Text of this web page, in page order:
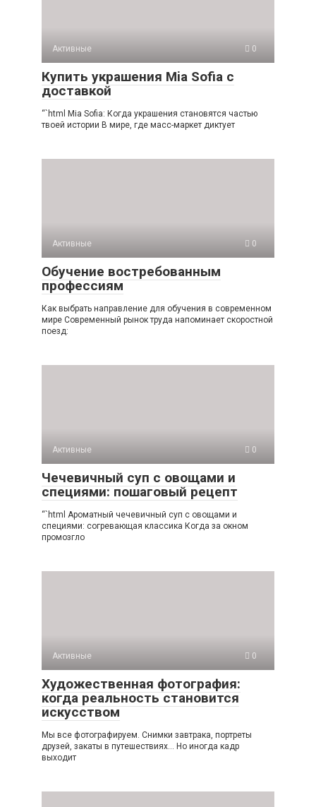
Активные 0
Купить украшения Mia Sofia с
доставкой
“`html Mia Sofia: Когда украшения становятся частью
твоей истории В мире, где масс-маркет диктует
Активные 0
Обучение востребованным
профессиям
Как выбрать направление для обучения в современном
мире Современный рынок труда напоминает скоростной
поезд:
Активные 0
Чечевичный суп с овощами и
специями: пошаговый рецепт
“`html Ароматный чечевичный суп с овощами и
специями: согревающая классика Когда за окном
промозгло
Активные 0
Художественная фотография:
когда реальность становится
искусством
Мы все фотографируем. Снимки завтрака, портреты
друзей, закаты в путешествиях… Но иногда кадр
выходит